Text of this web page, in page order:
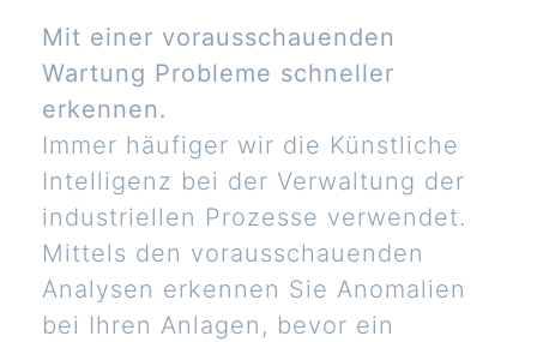
Mit einer vorausschauenden
Wartung Probleme schneller
erkennen.
Immer häufiger wir die Künstliche
Intelligenz bei der Verwaltung der
industriellen Prozesse verwendet.
Mittels den vorausschauenden
Analysen erkennen Sie Anomalien
bei Ihren Anlagen, bevor ein